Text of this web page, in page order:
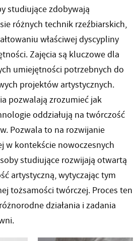
studiujące zdobywają
różnych technik rzeźbiarskich,
właściwej dyscypliny
Zajęcia są kluczowe dla
umiejętności potrzebnych do
projektów artystycznych.
pozwalają zrozumieć jak
oddziałują na twórczość
Pozwala to na rozwijanie
w kontekście nowoczesnych
studiujące rozwijają otwartą
artystyczną, wytyczając tym
tożsamości twórczej. Proces ten
działania i zadania